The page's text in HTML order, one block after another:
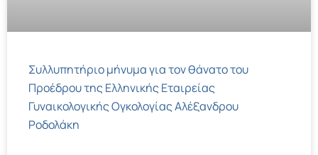
Συλλυπητήριο μήνυμα για τον θάνατο του
Προέδρου της Ελληνικής Εταιρείας
Γυναικολογικής Ογκολογίας Αλέξανδρου
Ροδολάκη